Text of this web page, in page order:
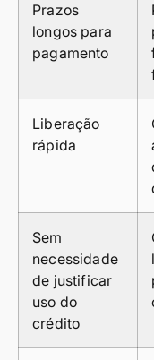
Prazos
longos para
pagamento
Liberação
rápida
Sem
necessidade
de justificar
uso do
crédito